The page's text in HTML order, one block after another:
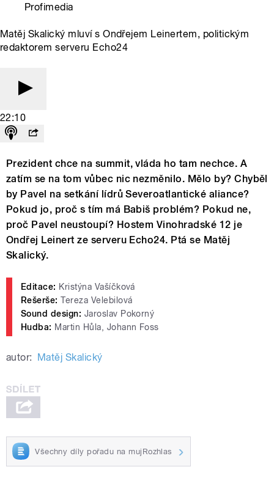
Profimedia
Matěj Skalický mluví s Ondřejem Leinertem, politickým
redaktorem serveru Echo24
22:10
Prezident chce na summit, vláda ho tam nechce. A
zatím se na tom vůbec nic nezměnilo. Mělo by? Chyběl
by Pavel na setkání lídrů Severoatlantické aliance?
Pokud jo, proč s tím má Babiš problém? Pokud ne,
proč Pavel neustoupí? Hostem Vinohradské 12 je
Ondřej Leinert ze serveru Echo24. Ptá se Matěj
Skalický.
Editace: Kristýna Vašíčková
Rešerše: Tereza Velebilová
Sound design: Jaroslav Pokorný
Hudba: Martin Hůla, Johann Foss
autor: Matěj Skalický
Všechny díly pořadu na mujRozhlas